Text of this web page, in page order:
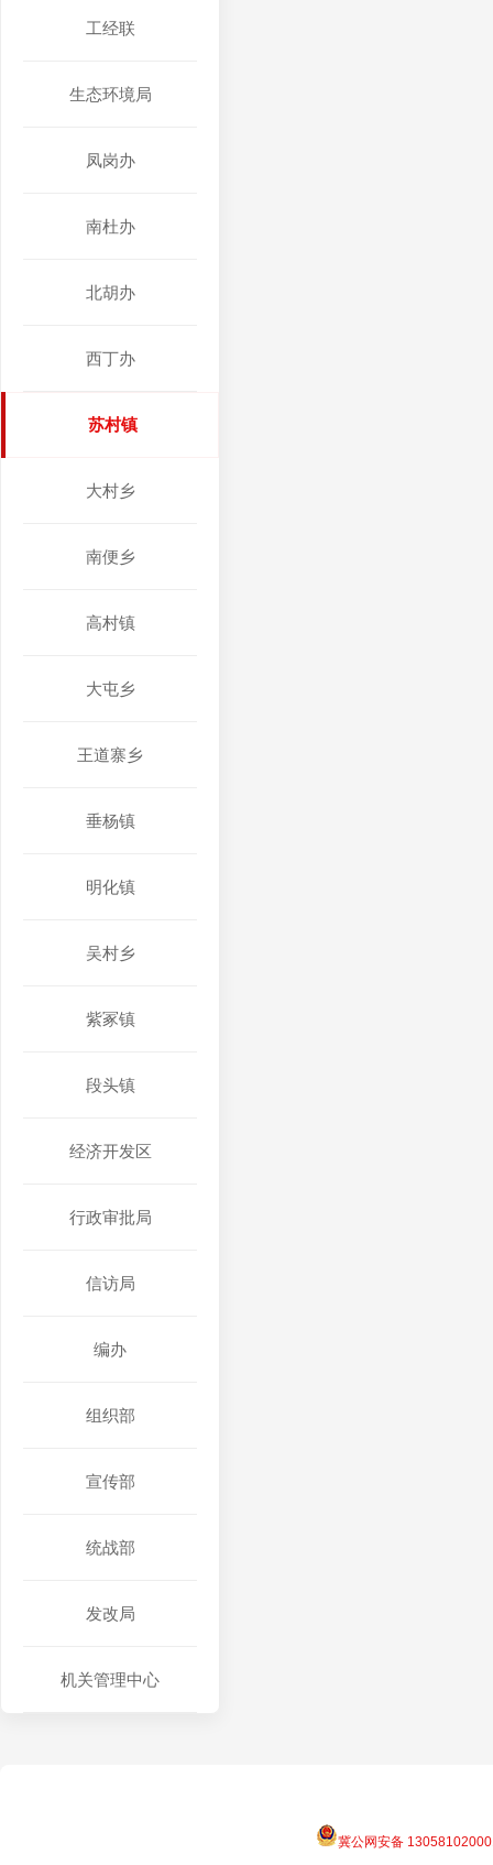
工经联
生态环境局
凤岗办
南杜办
北胡办
西丁办
苏村镇
大村乡
南便乡
高村镇
大屯乡
王道寨乡
垂杨镇
明化镇
吴村乡
紫冢镇
段头镇
经济开发区
行政审批局
信访局
编办
组织部
宣传部
统战部
发改局
机关管理中心
冀公网安备